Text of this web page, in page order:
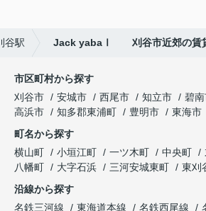
谷駅 Jack yabaⅠ 刈谷市近郊の賃貸
市区町村から探す
刈谷市
安城市 西尾市 知立市 碧
高浜市
知多郡東浦町 豊明市
東海市
町名から探す
横山町
小垣江町 一ツ木町 中央町
八幡町
大字石浜 三河安城東町
東刈
沿線から探す
名鉄三河線
東海道本線 名鉄西尾線